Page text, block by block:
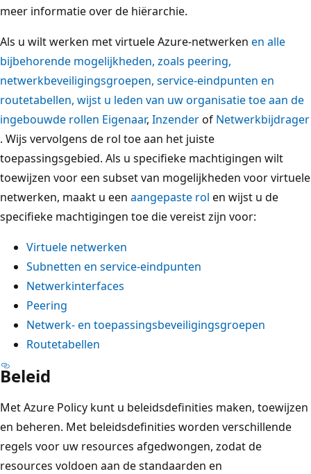
meer informatie over de hiërarchie.
Als u wilt werken met virtuele Azure-netwerken en alle
bijbehorende mogelijkheden, zoals peering,
netwerkbeveiligingsgroepen, service-eindpunten en
routetabellen, wijst u leden van uw organisatie toe aan de
ingebouwde rollen Eigenaar, Inzenderof Netwerkbijdrager
. Wijs vervolgens de rol toe aan het juiste
toepassingsgebied. Als u specifieke machtigingen wilt
toewijzen voor een subset van mogelijkheden voor virtuele
netwerken, maakt u een aangepaste rol en wijst u de
specifieke machtigingen toe die vereist zijn voor:
Virtuele netwerken
Subnetten en service-eindpunten
Netwerkinterfaces
Peering
Netwerk- en toepassingsbeveiligingsgroepen
Routetabellen
Beleid
Met Azure Policy kunt u beleidsdefinities maken, toewijzen
en beheren. Met beleidsdefinities worden verschillende
regels voor uw resources afgedwongen, zodat de
resources voldoen aan de standaarden en